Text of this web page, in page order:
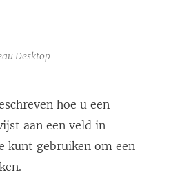
Desktop
hoe u een
aan een veld in
kunt gebruiken om een